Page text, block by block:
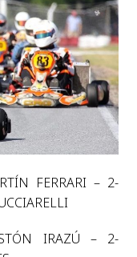
FERRARI – 2-
IRAZÚ – 2-